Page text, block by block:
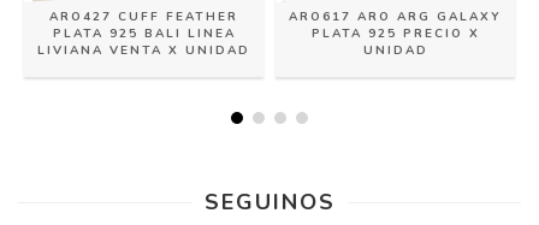
ARO427 CUFF FEATHER
PLATA 925 BALI LINEA
LIVIANA VENTA X UNIDAD
ARO617 ARO ARG GALAXY
PLATA 925 PRECIO X
UNIDAD
SEGUINOS